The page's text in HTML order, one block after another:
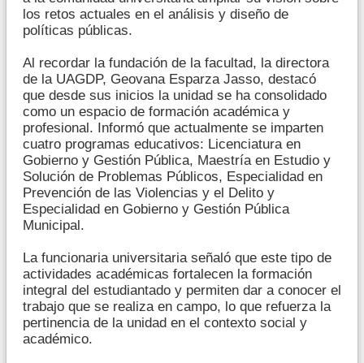
los retos actuales en el análisis y diseño de
políticas públicas.
Al recordar la fundación de la facultad, la directora
de la UAGDP, Geovana Esparza Jasso, destacó
que desde sus inicios la unidad se ha consolidado
como un espacio de formación académica y
profesional. Informó que actualmente se imparten
cuatro programas educativos: Licenciatura en
Gobierno y Gestión Pública, Maestría en Estudio y
Solución de Problemas Públicos, Especialidad en
Prevención de las Violencias y el Delito y
Especialidad en Gobierno y Gestión Pública
Municipal.
La funcionaria universitaria señaló que este tipo de
actividades académicas fortalecen la formación
integral del estudiantado y permiten dar a conocer el
trabajo que se realiza en campo, lo que refuerza la
pertinencia de la unidad en el contexto social y
académico.